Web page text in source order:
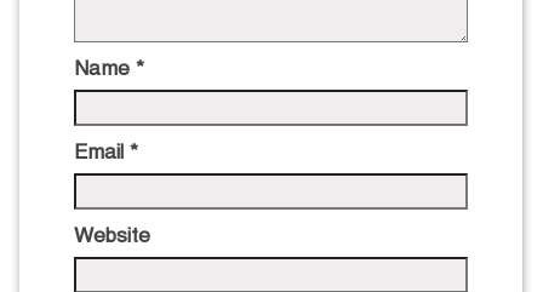
Name *
Email *
Website